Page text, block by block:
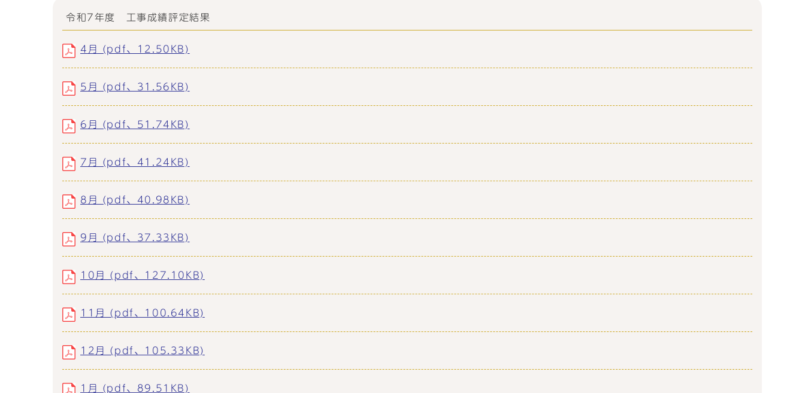
令和7年度 工事成績評定結果
4月 (pdf、12.50KB)
5月 (pdf、31.56KB)
6月 (pdf、51.74KB)
7月 (pdf、41.24KB)
8月 (pdf、40.98KB)
9月 (pdf、37.33KB)
10月 (pdf、127.10KB)
11月 (pdf、100.64KB)
12月 (pdf、105.33KB)
1月 (pdf、89.51KB)